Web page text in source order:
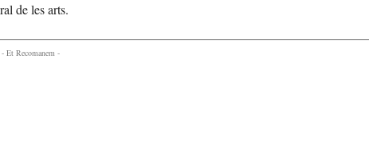
de les arts.
- Et Recomanem -